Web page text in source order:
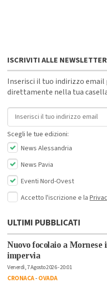
ISCRIVITI ALLE NEWSLETTER
Inserisci il tuo indirizzo email
direttamente nella tua
Indirizzo email
Scegli le tue edizioni:
News Alessandria
News Pavia
Eventi Nord-Ovest
Accetto l'iscrizione e la
ULTIMI PUBBLICATI
Nuovo focolaio a Mornese
impervia
Venerdì, 7 Agosto 2026 - 20:01
CRONACA-OVADA